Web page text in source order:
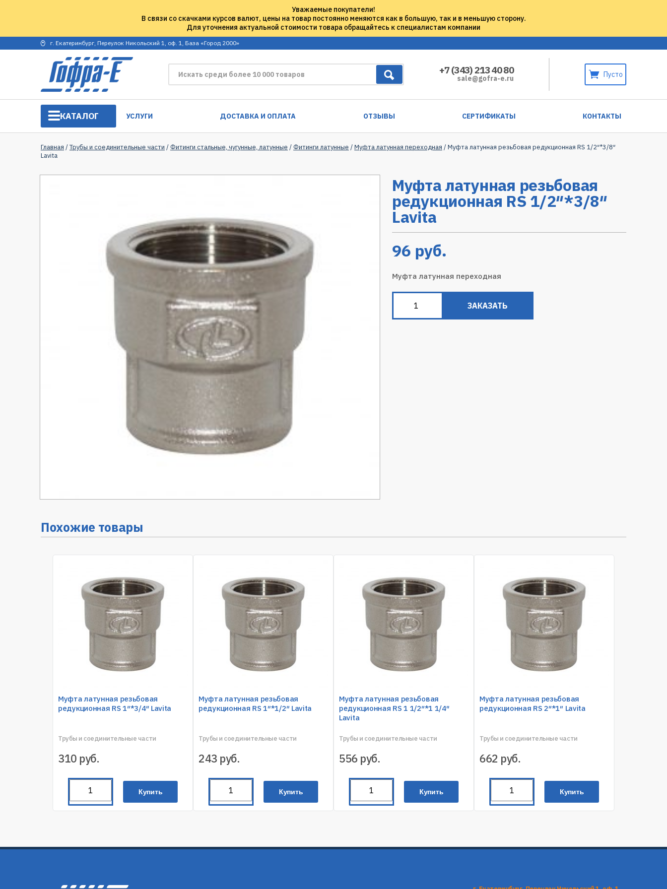
Уважаемые покупатели!
В связи со скачками курсов валют, цены на товар постоянно меняются как в большую, так и в меньшую сторону.
Для уточнения актуальной стоимости товара обращайтесь к специалистам компании
г. Екатеринбург, Переулок Никольский 1, оф. 1, База «Город 2000»
+7 (343) 213 40 80
sale@gofra-e.ru Пусто
КАТАЛОГ УСЛУГИ ДОСТАВКА И ОПЛАТА ОТЗЫВЫ СЕРТИФИКАТЫ КОНТАКТЫ
Главная /Трубы и соединительные части / Фитинги стальные, чугунные, латунные / Фитинги латунные /Муфта латунная переходная / Муфта латунная резьбовая редукционная RS 1/2″*3/8″
Lavita
Муфта латунная резьбовая
редукционная RS 1/2″*3/8″
Lavita
96 руб.
Муфта латунная переходная
ЗАКАЗАТЬ
Похожие товары
Муфта латунная резьбовая
редукционная RS 1″*3/4″ Lavita
Трубы и соединительные части
310 руб.
Купить
Муфта латунная резьбовая
редукционная RS 1″*1/2″ Lavita
Трубы и соединительные части
243 руб.
Купить
Муфта латунная резьбовая
редукционная RS 1 1/2″*1 1/4″
Lavita
Трубы и соединительные части
556 руб.
Купить
Муфта латунная резьбовая
редукционная RS 2″*1″ Lavita
Трубы и соединительные части
662 руб.
Купить